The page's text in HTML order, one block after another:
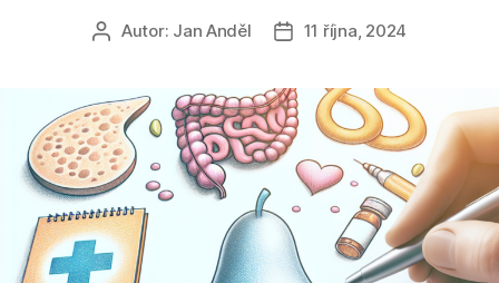
AutorAutor: Jan Anděl
Datum
11 října, 2024